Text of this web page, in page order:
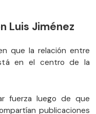
Luis Jiménez
que la relación entre
en el centro de la
fuerza luego de que
publicaciones